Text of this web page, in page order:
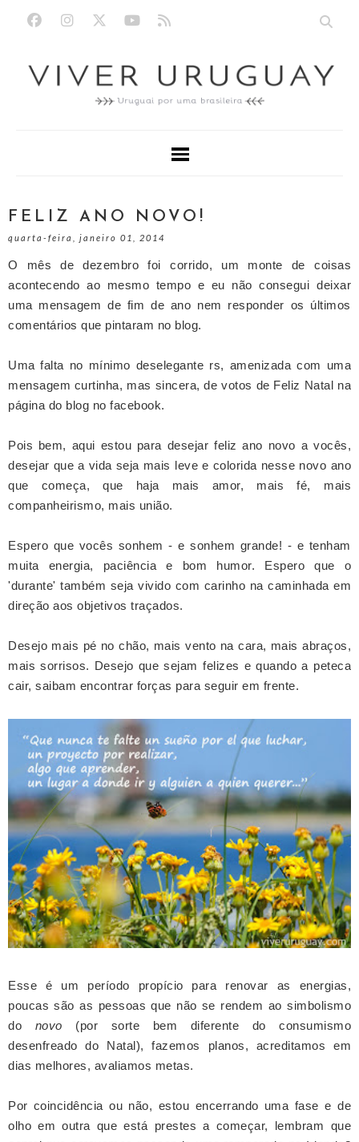
FELIZ ANO NOVO!
quarta-feira, janeiro 01, 2014
O mês de dezembro foi corrido, um monte de coisas
acontecendo ao mesmo tempo e eu não consegui deixar
uma mensagem de fim de ano nem responder os últimos
comentários que pintaram no blog.
Uma falta no mínimo deselegante rs, amenizada com uma
mensagem curtinha, mas sincera, de votos de Feliz Natal na
página do blog no facebook.
Pois bem, aqui estou para desejar feliz ano novo a vocês,
desejar que a vida seja mais leve e colorida nesse novo ano
que começa, que haja mais amor, mais fé, mais
companheirismo, mais união.
Espero que vocês sonhem - e sonhem grande! - e tenham
muita energia, paciência e bom humor. Espero que o
'durante' também seja vivido com carinho na caminhada em
direção aos objetivos traçados.
Desejo mais pé no chão, mais vento na cara, mais abraços,
mais sorrisos. Desejo que sejam felizes e quando a peteca
cair, saibam encontrar forças para seguir em frente.
Esse é um período propício para renovar as energias,
poucas são as pessoas que não se rendem ao simbolismo
do novo (por sorte bem diferente do consumismo
desenfreado do Natal), fazemos planos, acreditamos em
dias melhores, avaliamos metas.
Por coincidência ou não, estou encerrando uma fase e de
olho em outra que está prestes a começar, lembram que